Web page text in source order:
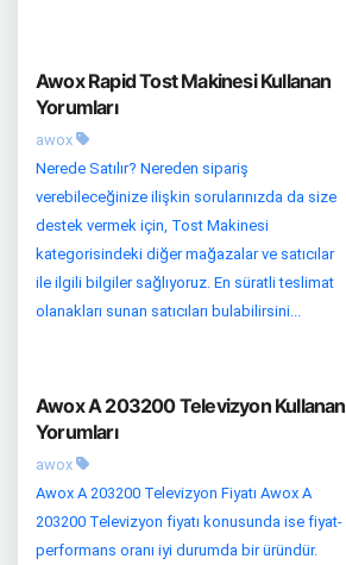
Awox Rapid Tost Makinesi Kullanan
Yorumları
awox
Nerede Satılır? Nereden sipariş
verebileceğinize ilişkin sorularınızda da size
destek vermek için, Tost Makinesi
kategorisindeki diğer mağazalar ve satıcılar
ile ilgili bilgiler sağlıyoruz. En süratli teslimat
olanakları sunan satıcıları bulabilirsini...
Awox A 203200 Televizyon Kullanan
Yorumları
awox
Awox A 203200 Televizyon Fiyatı Awox A
203200 Televizyon fiyatı konusunda ise fiyat-
performans oranı iyi durumda bir üründür.